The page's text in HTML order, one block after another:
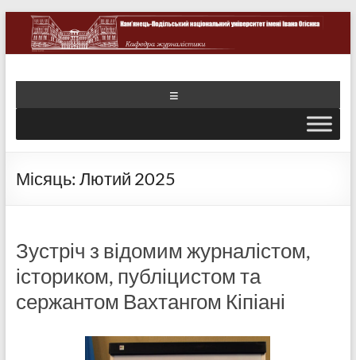
Місяць: Лютий 2025
Зустріч з відомим журналістом,
істориком, публіцистом та
сержантом Вахтангом Кіпіані